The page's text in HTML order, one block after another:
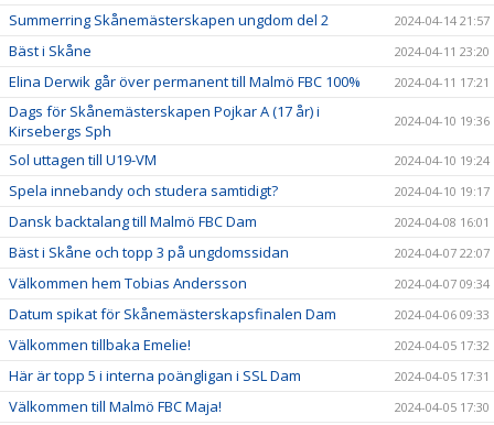
Summerring Skånemästerskapen ungdom del 2 2024-04-14 21:57
Bäst i Skåne 2024-04-11 23:20
Elina Derwik går över permanent till Malmö FBC 100% 2024-04-11 17:21
Dags för Skånemästerskapen Pojkar A (17 år) i
Kirsebergs Sph
2024-04-10 19:36
Sol uttagen till U19-VM 2024-04-10 19:24
Spela innebandy och studera samtidigt? 2024-04-10 19:17
Dansk backtalang till Malmö FBC Dam 2024-04-08 16:01
Bäst i Skåne och topp 3 på ungdomssidan 2024-04-07 22:07
Välkommen hem Tobias Andersson 2024-04-07 09:34
Datum spikat för Skånemästerskapsfinalen Dam 2024-04-06 09:33
Välkommen tillbaka Emelie! 2024-04-05 17:32
Här är topp 5 i interna poängligan i SSL Dam 2024-04-05 17:31
Välkommen till Malmö FBC Maja! 2024-04-05 17:30